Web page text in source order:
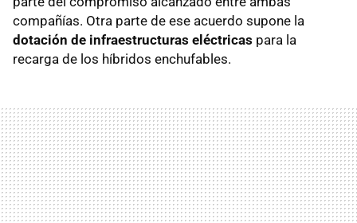
compañías. Otra parte de ese acuerdo supone la
dotación de infraestructuras eléctricas para la
recarga de los híbridos enchufables.